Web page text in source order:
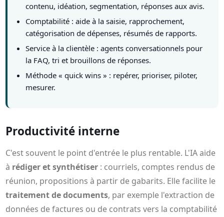
contenu, idéation, segmentation, réponses aux avis.
Comptabilité : aide à la saisie, rapprochement,
catégorisation de dépenses, résumés de rapports.
Service à la clientèle : agents conversationnels pour
la FAQ, tri et brouillons de réponses.
Méthode « quick wins » : repérer, prioriser, piloter,
mesurer.
Productivité interne
C'est souvent le point d'entrée le plus rentable. L'IA aide
à rédiger et synthétiser : courriels, comptes rendus de
réunion, propositions à partir de gabarits. Elle facilite le
traitement de documents, par exemple l'extraction de
données de factures ou de contrats vers la comptabilité